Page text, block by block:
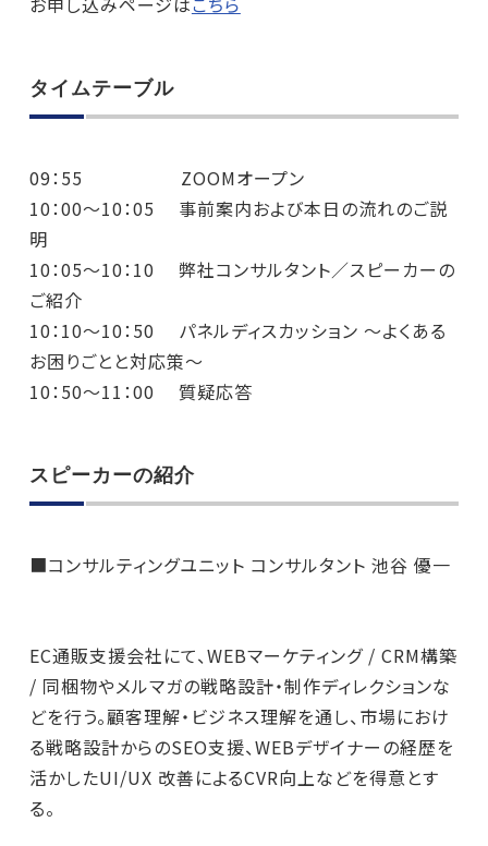
タイムテーブル
09：55 ZOOMオープン
10：00〜10：05 事前案内および本日の流れのご説
明
10：05〜10：10 弊社コンサルタント／スピーカーの
ご紹介
10：10〜10：50 パネルディスカッション ～よくある
お困りごとと対応策～
10：50〜11：00 質疑応答
スピーカーの紹介
■コンサルティングユニット コンサルタント 池谷 優一
EC通販支援会社にて、WEBマーケティング / CRM構築
/ 同梱物やメルマガの戦略設計・制作ディレクションな
どを行う。顧客理解・ビジネス理解を通し、市場におけ
る戦略設計からのSEO支援、WEBデザイナーの経歴を
活かしたUI/UX 改善によるCVR向上などを得意とす
る。